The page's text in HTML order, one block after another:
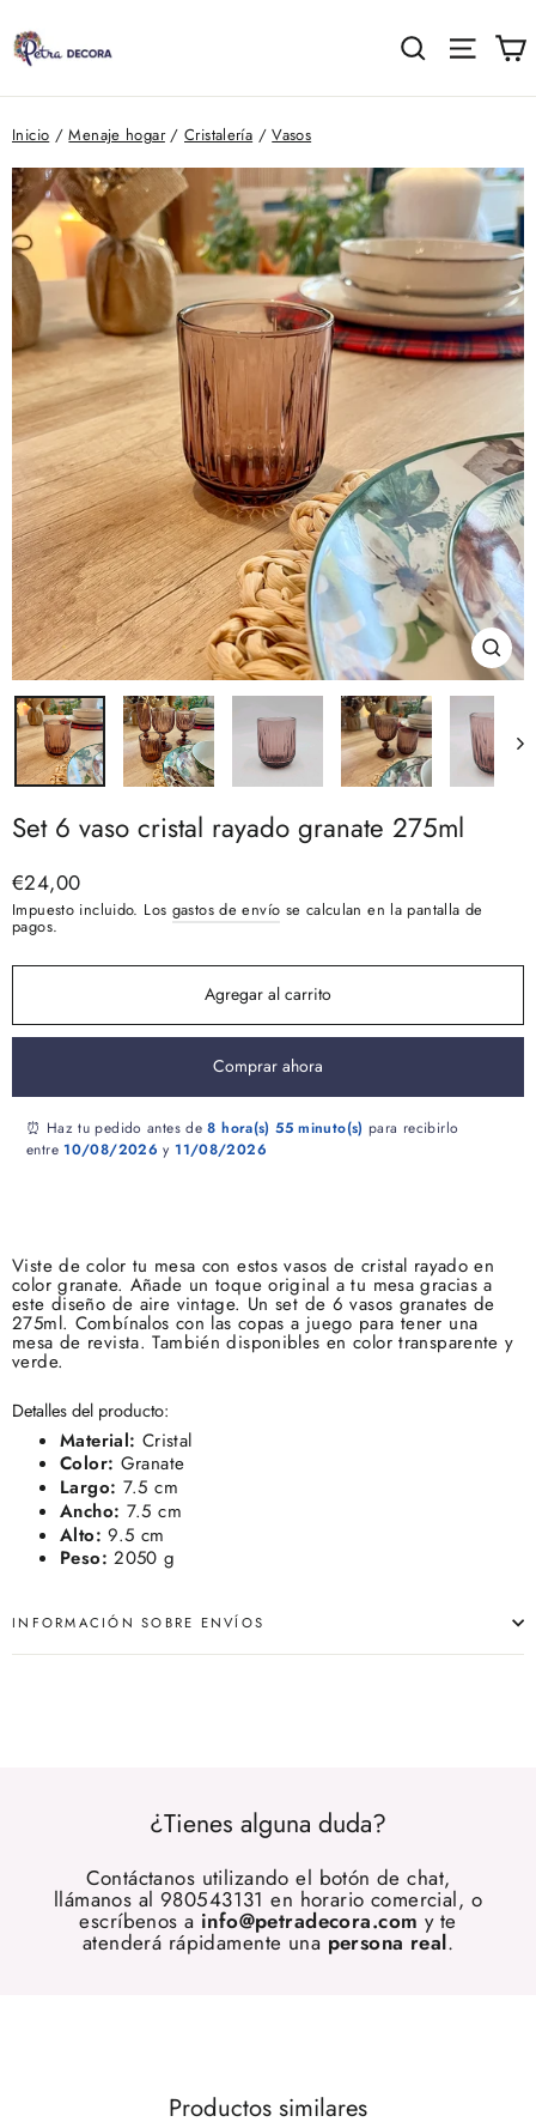
directamente
contenido
Buscar
Inicio / Menaje hogar / Cristalería / Vasos
(esc)
Set 6 vaso cristal rayado granate 275ml
Precio
habitual
€24,00
Impuesto incluido. Los gastos de envío se calculan en la pantalla de
pagos.
Agregar al carrito
Comprar ahora
⏰ Haz tu pedido antes de8 hora(s) 55 minuto(s) para recibirlo
entre10/08/2026 y11/08/2026
Viste de color tu mesa con estos vasos de cristal rayado en
color granate. Añade un toque original a tu mesa gracias a
este diseño de aire vintage. Un set de 6 vasos granates de
275ml. Combínalos con las copas a juego para tener una
mesa de revista. También disponibles en color transparente y
verde.
Detalles del producto:
Material: Cristal
Color: Granate
Largo: 7.5 cm
Ancho: 7.5 cm
Alto: 9.5 cm
Peso: 2050 g
INFORMACIÓN SOBRE ENVÍOS
¿Tienes alguna duda?
Contáctanos utilizando el botón de chat,
llámanos al 980543131 en horario comercial, o
escríbenos a info@petradecora.com y te
atenderá rápidamente una persona real.
Productos similares